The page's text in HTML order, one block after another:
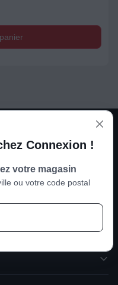
Connexion !
votre magasin
ou votre code postal